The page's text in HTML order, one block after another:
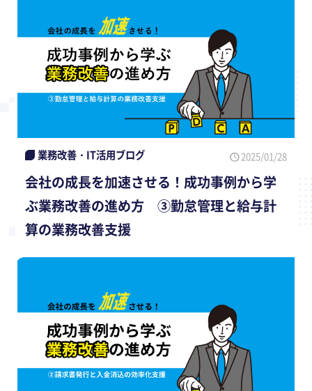
業務改善・IT活用ブログ 2025/01/28
会社の成長を加速させる！成功事例から学
ぶ業務改善の進め方 ③勤怠管理と給与計
算の業務改善支援